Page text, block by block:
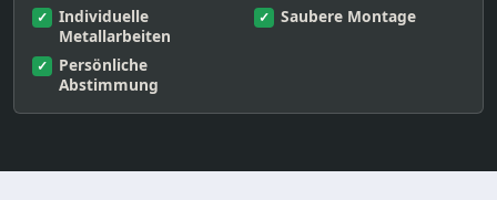
Individuelle
Metallarbeiten
Saubere Montage
Persönliche
Abstimmung